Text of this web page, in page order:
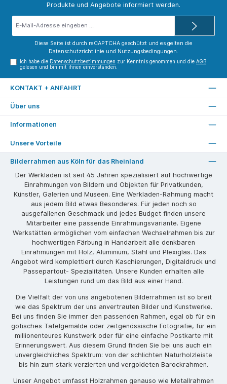
Produkte und Angebote informiert werden.
Diese Seite ist durch reCAPTCHA geschützt und es gelten die
Datenschutzrichtlinie und Nutzungsbedingungen.
Ich habe die Datenschutzbestimmungen zur Kenntnis genommen und dieAGB
gelesen und bin mit ihnen einverstanden.
KONTAKT + ANFAHRT
Über uns
Informationen
Unsere Vorteile
Bilderrahmen aus Köln für das Rheinland
Der Werkladen ist seit 45 Jahren spezialisiert auf hochwertige
Einrahmungen von Bildern und Objekten für Privatkunden,
Künstler, Galerien und Museen. Eine Werkladen-Rahmung macht
aus jedem Bild etwas Besonderes. Für jeden noch so
ausgefallenen Geschmack und jedes Budget finden unsere
Mitarbeiter eine passende Einrahmungsvariante. Eigene
Werkstätten ermöglichen vom einfachen Wechselrahmen bis zur
hochwertigen Färbung in Handarbeit alle denkbaren
Einrahmungen mit Holz, Aluminium, Stahl und Plexiglas. Das
Angebot wird komplettiert durch Kaschierungen, Digitaldruck und
Passepartout- Spezialitäten. Unsere Kunden erhalten alle
Leistungen rund um das Bild aus einer Hand.
Die Vielfalt der von uns angebotenen Bilderrahmen ist so breit
wie das Spektrum der uns anvertrauten Bilder und Kunstwerke.
Bei uns finden Sie immer den passenden Rahmen, egal ob für ein
gotisches Tafelgemälde oder zeitgenössische Fotografie, für ein
millionenteures Kunstwerk oder für eine einfache Postkarte mit
Erinnerungswert. Aus diesem Grund finden Sie bei uns auch ein
unvergleichliches Spektrum: von der schlichten Naturholzleiste
bis hin zum stark verzierten und vergoldeten Barockrahmen.
Unser Angebot umfasst Holzrahmen genauso wie Metallrahmen